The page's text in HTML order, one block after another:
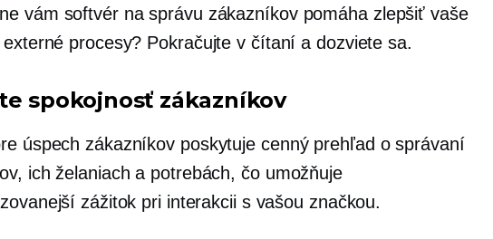
vám softvér na správu zákazníkov pomáha zlepšiť vaše
procesy? Pokračujte v čítaní a dozviete sa.
spokojnosť zákazníkov
úspech zákazníkov poskytuje cenný prehľad o správaní
ich želaniach a potrebách, čo umožňuje
zážitok pri interakcii s vašou značkou.